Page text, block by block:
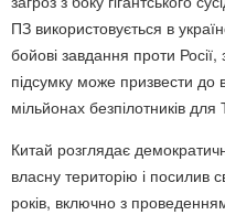
ПЗ використовується в
бойові завдання проти
підсумку може призвести до
мільйонах безпілотників
Китай розглядає
власну територію і посилив
років, включно з